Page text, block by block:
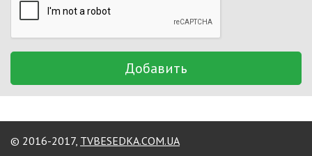
Добавить
© 2016-2017, TVBESEDKA.COM.UA